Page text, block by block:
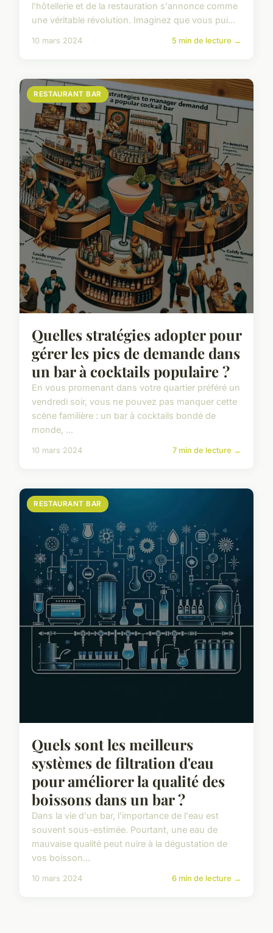
l'hôtellerie et de la restauration s'annonce comme
une véritable révolution. Imaginez que vous pui...
10 mars 2024 5 min de lecture →
RESTAURANT BAR
Quelles stratégies adopter pour
gérer les pics de demande dans
un bar à cocktails populaire ?
En vous promenant dans votre quartier préféré un
vendredi soir, vous ne pouvez pas manquer cette
scène familière : un bar à cocktails bondé de
monde, ...
10 mars 2024 7 min de lecture →
RESTAURANT BAR
Quels sont les meilleurs
systèmes de filtration d'eau
pour améliorer la qualité des
boissons dans un bar ?
Dans la vie d'un bar, l'importance de l'eau est
souvent sous-estimée. Pourtant, une eau de
mauvaise qualité peut nuire à la dégustation de
vos boisson...
10 mars 2024 6 min de lecture →